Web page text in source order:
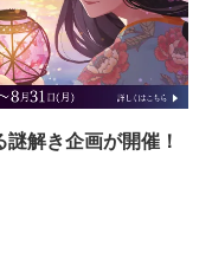
解き企画が開催！